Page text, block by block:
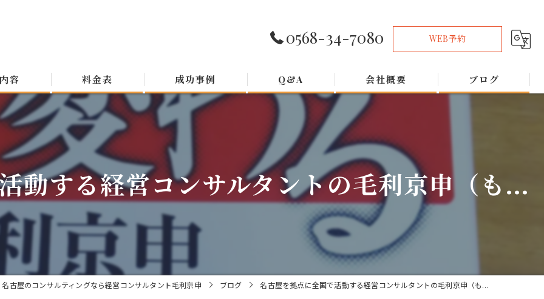
0568-34-7080 WEB予約
容 料金表 成功事例 Q&A 会社概要 ブログ
動する経営コンサルタントの毛利京申（も...
名古屋のコンサルティングなら経営コンサルタント毛利京申 ブログ 名古屋を拠点に全国で活動する経営コンサルタントの毛利京申（も...